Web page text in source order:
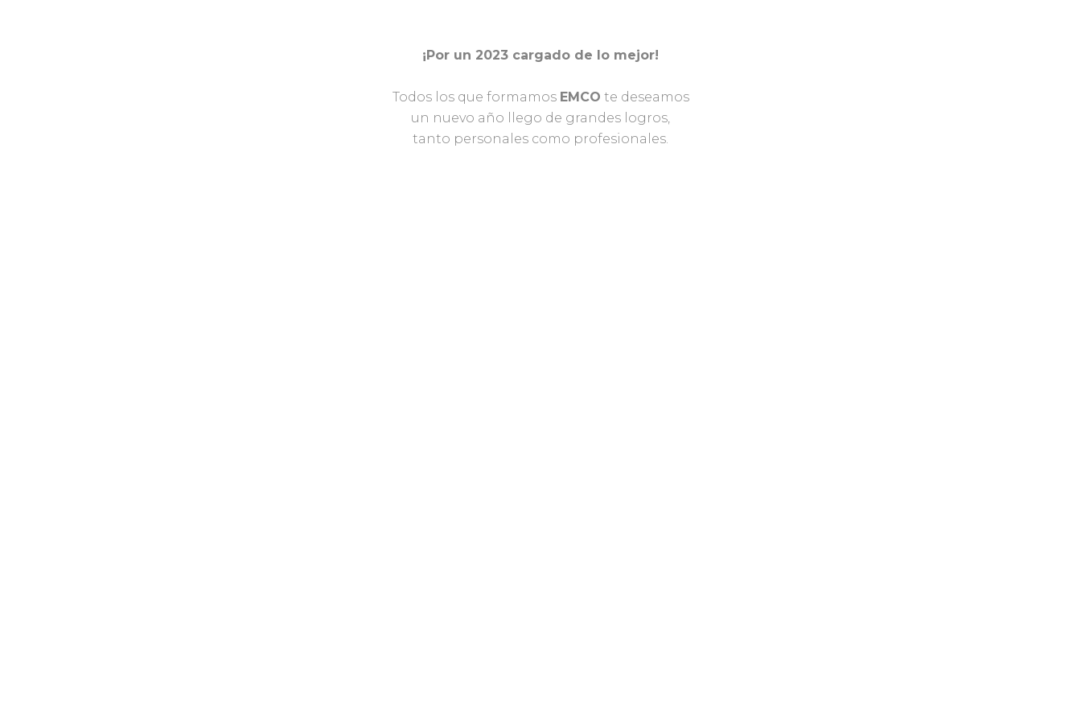
¡Por un 2023 cargado de lo mejor!
Todos los que formamos EMCO te deseamos
un nuevo año llego de grandes logros,
tanto personales como profesionales.